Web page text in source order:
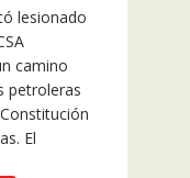
lesionado
camino
petroleras
El